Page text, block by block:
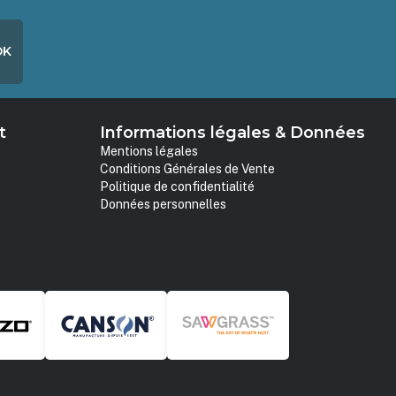
Informations légales & Données
Mentions légales
Conditions Générales de Vente
Politique de confidentialité
Données personnelles